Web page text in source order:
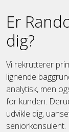
Er
dig?
Vi rekrutterer
lignende
analytisk, men
for kunden.
udvikle dig,
seniorkonsulent.